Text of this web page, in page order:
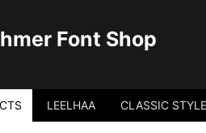
Font Shop
LEELHAA CLASSIC